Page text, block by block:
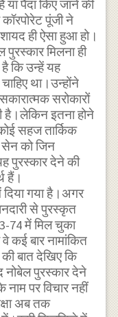
या पैदा किए जाने की
कॉरपोरेट पूंजी ने
ही ऐसा हुआ हो।
मिलना ही
है कि उन्हें यह
था।उन्होंने
सरोकारों
है।लेकिन इतना होने
सहज तार्किक
सेन को जिन
पुरस्कार देने की
हैं।
दिया गया है।अगर
से पुरस्कृत
74 में मिल चुका
कई बार नामांकित
बात देखिए कि
नोबेल पुरस्कार देने
पर विचार नहीं
अब तक